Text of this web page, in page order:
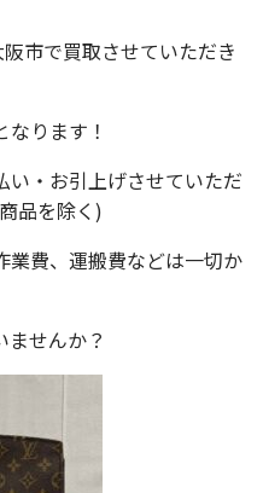
市で買取させていただき
ります！
い・お引上げさせていただ
品を除く)
業費、運搬費などは一切か
せんか？